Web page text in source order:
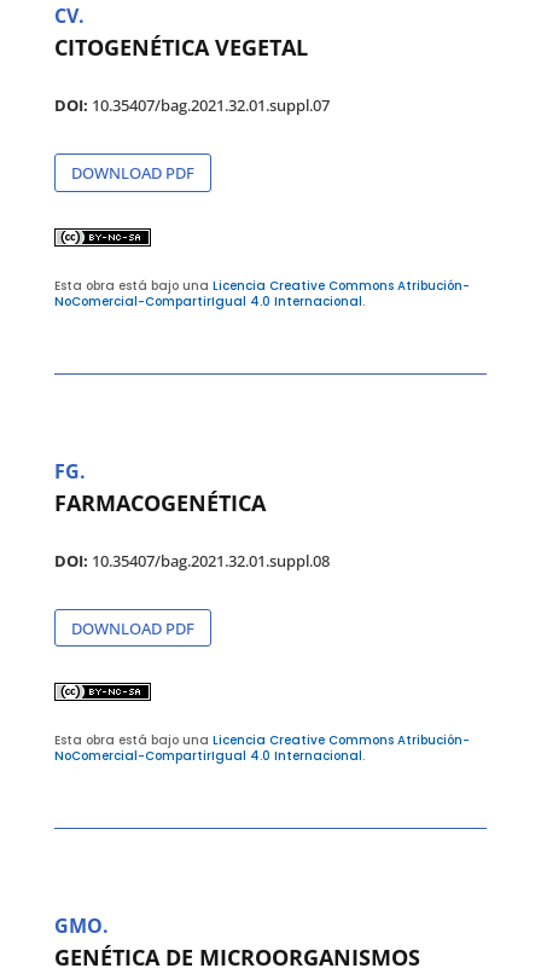
CV.
CITOGENÉTICA VEGETAL
DOI: 10.35407/bag.2021.32.01.suppl.07
DOWNLOAD PDF
Esta obra está bajo una Licencia Creative Commons Atribución-
NoComercial-CompartirIgual 4.0 Internacional.
FG.
FARMACOGENÉTICA
DOI: 10.35407/bag.2021.32.01.suppl.08
DOWNLOAD PDF
Esta obra está bajo una Licencia Creative Commons Atribución-
NoComercial-CompartirIgual 4.0 Internacional.
GMO.
GENÉTICA DE MICROORGANISMOS